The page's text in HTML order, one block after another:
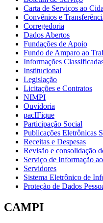
Carta de Serviços ao
Convênios e
Corregedoria
Dados Abertos
Fundações de Apoio
Fundo de Amparo ao
Informações
Institucional
Legislação
Licitações e Contratos
NIMPI
Ouvidoria
pacIFique
Participação Social
Publicações Eletrônicas
Receitas e Despesas
Revisão e consolidação
Serviço de Informação
Servidores
Sistema Eletrônico de
Proteção de Dados
CAMPI